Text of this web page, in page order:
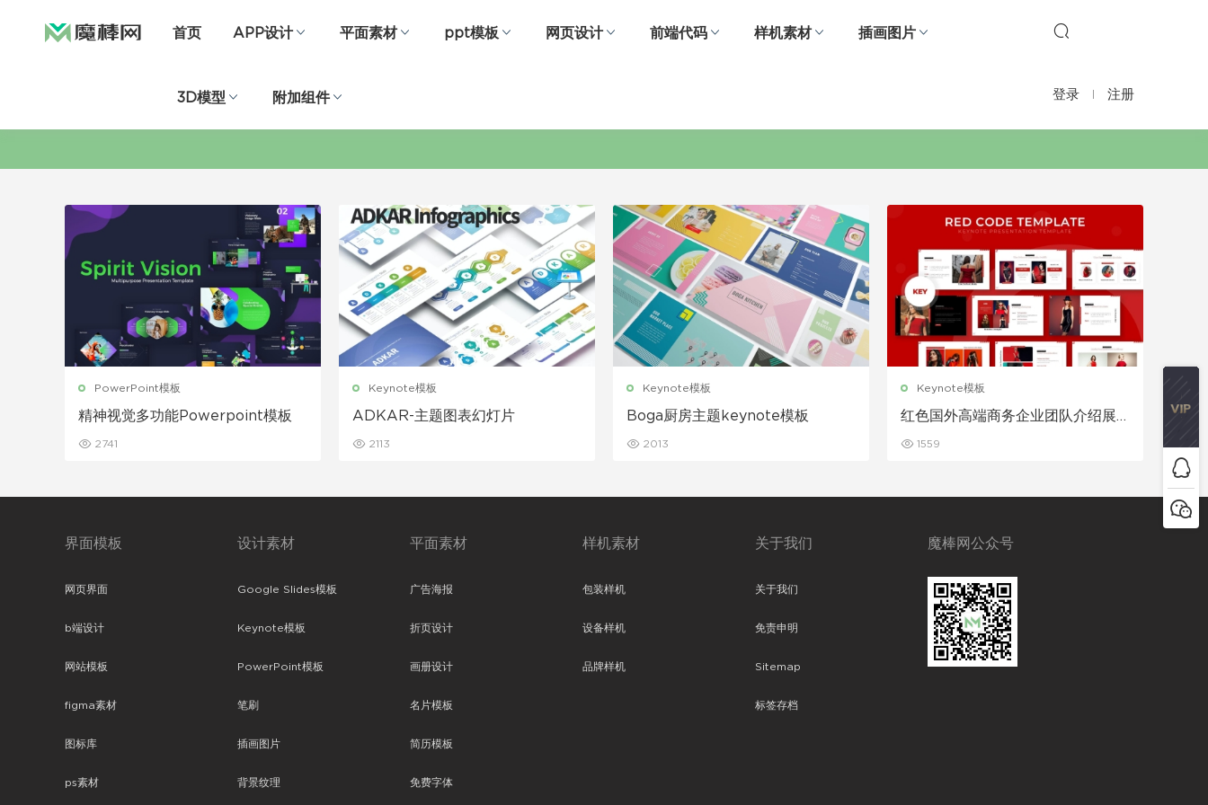
首页 APP设计 平面素材 ppt模板 网页设计 前端代码 样机素材 插画图片
3D模型 附加组件 登录 注册
PowerPoint模板
精神视觉多功能Powerpoint模板
2741
Keynote模板
ADKAR-主题图表幻灯片
2113
Keynote模板
Boga厨房主题keynote模板
2013
Keynote模板
红色国外高端商务企业团队介绍展
1559
界面模板
网页界面
b端设计
网站模板
figma素材
图标库
ps素材
设计素材
Google Slides模板
Keynote模板
PowerPoint模板
笔刷
插画图片
背景纹理
平面素材
广告海报
折页设计
画册设计
名片模板
简历模板
免费字体
样机素材
包装样机
设备样机
品牌样机
关于我们
关于我们
免责申明
Sitemap
标签存档
魔棒网公众号